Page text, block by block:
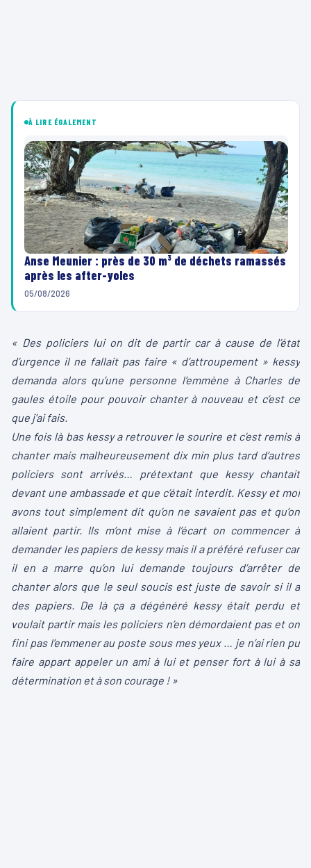
À LIRE ÉGALEMENT
Anse Meunier : près de 30 m³ de déchets ramassés
après les after-yoles
05/08/2026
« Des policiers lui on dit de partir car à cause de l’état
d’urgence il ne fallait pas faire « d’attroupement » kessy
demanda alors qu’une personne l’emmène à Charles de
gaules étoile pour pouvoir chanter à nouveau et c’est ce
que j’ai fais.
Une fois là bas kessy a retrouver le sourire et c’est remis à
chanter mais malheureusement dix min plus tard d’autres
policiers sont arrivés… prétextant que kessy chantait
devant une ambassade et que c’était interdit. Kessy et moi
avons tout simplement dit qu’on ne savaient pas et qu’on
allaient partir. Ils m’ont mise à l’écart on commencer à
demander les papiers de kessy mais il a préféré refuser car
il en a marre qu’on lui demande toujours d’arrêter de
chanter alors que le seul soucis est juste de savoir si il a
des papiers. De là ça a dégénéré kessy était perdu et
voulait partir mais les policiers n’en démordaient pas et on
fini pas l’emmener au poste sous mes yeux … je n’ai rien pu
faire appart appeler un ami à lui et penser fort à lui à sa
détermination et à son courage ! »